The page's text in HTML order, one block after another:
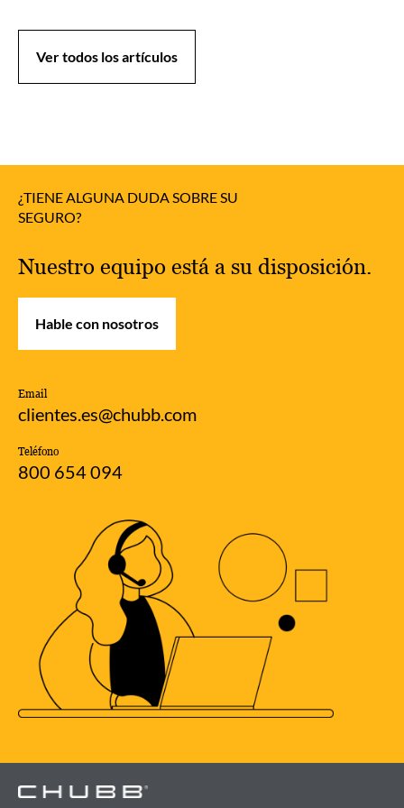
Ver todos los artículos
¿TIENE ALGUNA DUDA SOBRE SU
SEGURO?
Nuestro equipo está a su disposición.
Hable con nosotros
Email
clientes.es@chubb.com
Teléfono
800 654 094